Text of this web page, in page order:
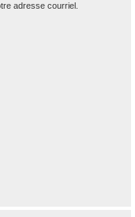
adresse courriel.